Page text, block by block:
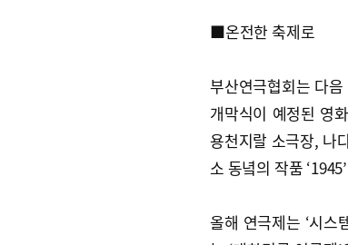
■온전한 축제로
부산연극협회는 다음
개막식이 예정된 영
용천지랄 소극장, 나
소 동녘의 작품
올해 연극제는 ‘시스